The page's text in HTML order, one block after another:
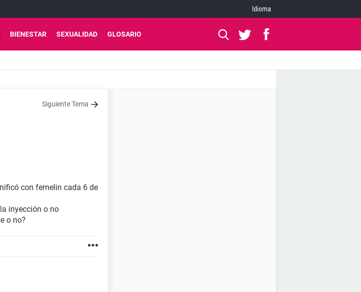
Idioma
BIENESTAR SEXUALIDAD GLOSARIO
Siguiente Tema
con femelin cada 6 de
inyección o no
o no?